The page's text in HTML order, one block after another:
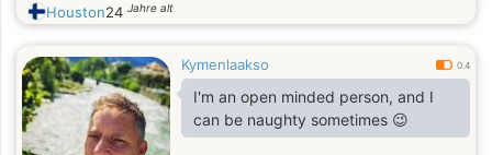
Houston24 Jahre alt
Kymenlaakso 0.4
I'm an open minded person, and I
can be naughty sometimes 😉